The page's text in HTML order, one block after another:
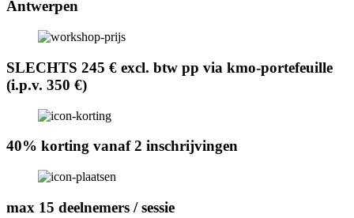
Antwerpen
SLECHTS 245 € excl. btw pp via kmo-portefeuille
(i.p.v. 350 €)
40% korting vanaf 2 inschrijvingen
max 15 deelnemers / sessie